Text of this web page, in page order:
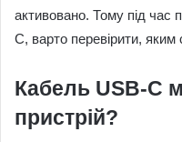
активовано. Тому під час
C, варто перевірити, яким
Кабель USB-C
пристрій?